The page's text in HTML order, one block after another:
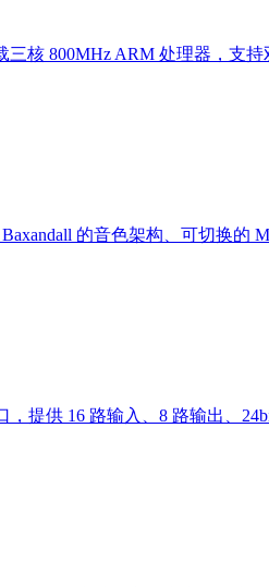
核 800MHz ARM 处理器，支
的音色架构、可切换的
提供 16 路输入、8 路输出、